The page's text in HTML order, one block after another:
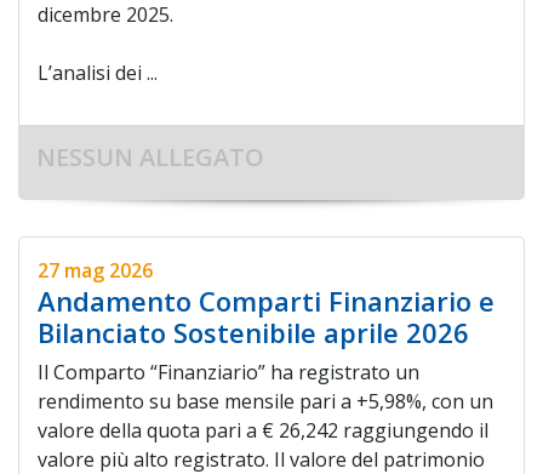
dicembre 2025.
L’analisi dei ...
NESSUN ALLEGATO
27 mag 2026
Andamento Comparti Finanziario e
Bilanciato Sostenibile aprile 2026
Il Comparto “Finanziario” ha registrato un
rendimento su base mensile pari a +5,98%, con un
valore della quota pari a € 26,242 raggiungendo il
valore più alto registrato. Il valore del patrimonio